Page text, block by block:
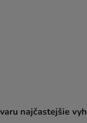
najčastejšie